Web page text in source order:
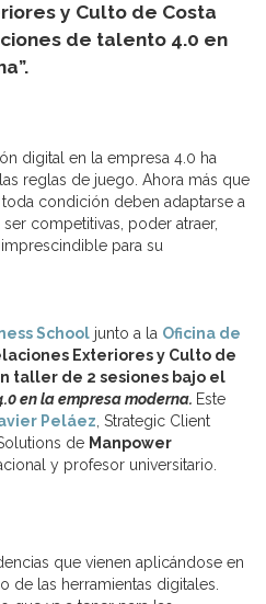
y Culto de Costa
de talento 4.0 en
digital en la empresa 4.0 ha
reglas de juego. Ahora más que
condición deben adaptarse a
competitivas, poder atraer,
para su
School junto a la Oficina de
Exteriores y Culto de
taller de 2 sesiones bajo el
en la empresa moderna. Este
Peláez, Strategic Client
de Manpower
y profesor universitario.
que vienen aplicándose en
de las herramientas digitales.